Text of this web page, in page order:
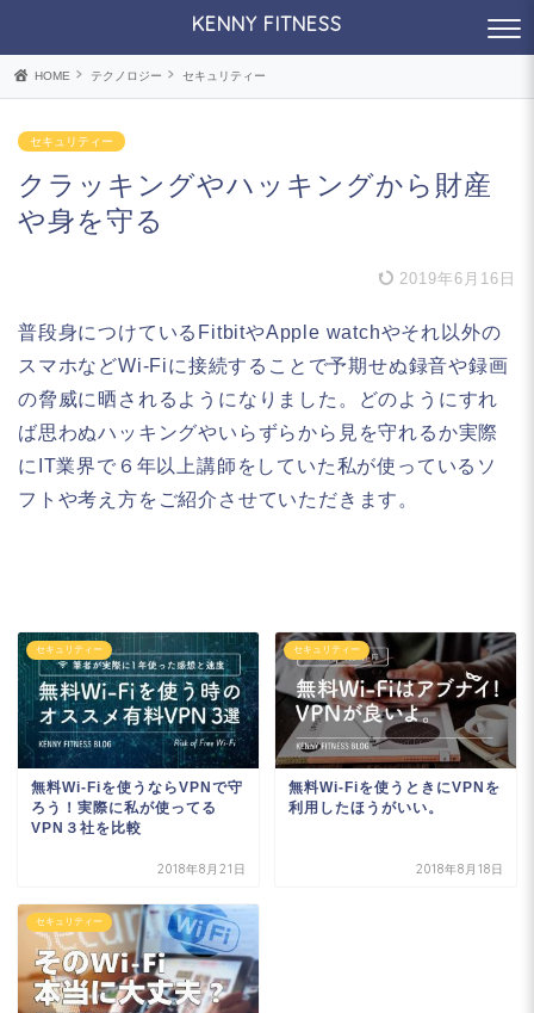
KENNY FITNESS
HOME テクノロジー セキュリティー
セキュリティー
クラッキングやハッキングから財産
や身を守る
2019年6月16日
普段身につけているFitbitやApple watchやそれ以外の
スマホなどWi-Fiに接続することで予期せぬ録音や録画
の脅威に晒されるようになりました。どのようにすれ
ば思わぬハッキングやいらずらから見を守れるか実際
にIT業界で６年以上講師をしていた私が使っているソ
フトや考え方をご紹介させていただきます。
セキュリティー
無料Wi-Fiを使うならVPNで守
ろう！実際に私が使ってる
VPN３社を比較
2018年8月21日
セキュリティー
無料Wi-Fiを使うときにVPNを
利用したほうがいい。
2018年8月18日
セキュリティー